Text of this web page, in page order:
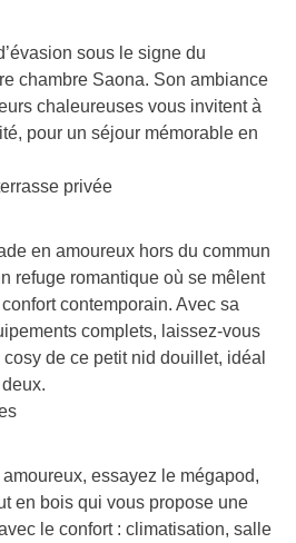
sous le signe du
chambre Saona. Son ambiance
chaleureuses vous invitent à
pour un séjour mémorable en
privée
en amoureux hors du commun
refuge romantique où se mêlent
contemporain. Avec sa
complets, laissez-vous
de ce petit nid douillet, idéal
essayez le mégapod,
en bois qui vous propose une
le confort : climatisation, salle